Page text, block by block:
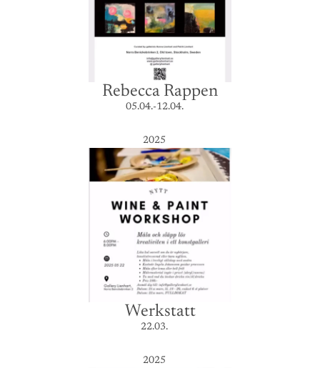
Rebecca Rappen
05.04.-12.04.
2025
Werkstatt
22.03.
2025